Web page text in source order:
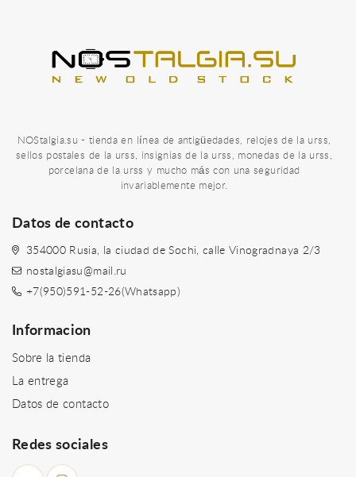
NOStalgia.su - tienda en línea de antigüedades, relojes de la urss,
sellos postales de la urss, insignias de la urss, monedas de la urss,
porcelana de la urss y mucho más con una seguridad
invariablemente mejor.
Datos de contacto
354000 Rusia, la ciudad de Sochi, calle Vinogradnaya 2/3
nostalgiasu@mail.ru
+7(950)591-52-26(Whatsapp)
Informacion
Sobre la tienda
La entrega
Datos de contacto
Redes sociales